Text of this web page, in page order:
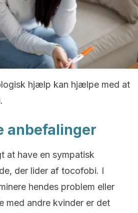
hjælp kan hjælpe med at
anbefalinger
at have en sympatisk
der lider af tocofobi. I
hendes problem eller
med andre kvinder er det